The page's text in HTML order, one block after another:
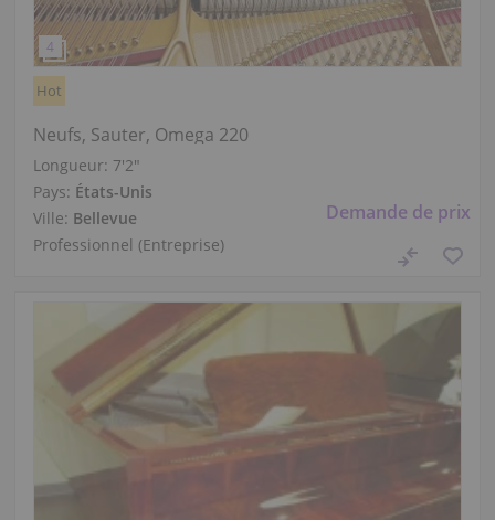
Demande de prix
Hot
Neufs, Sauter, Omega 220
Longueur: 7′2″
Pays: États-Unis
Ville: Bellevue
Professionnel (Entreprise)